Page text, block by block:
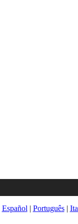
Español | Português|